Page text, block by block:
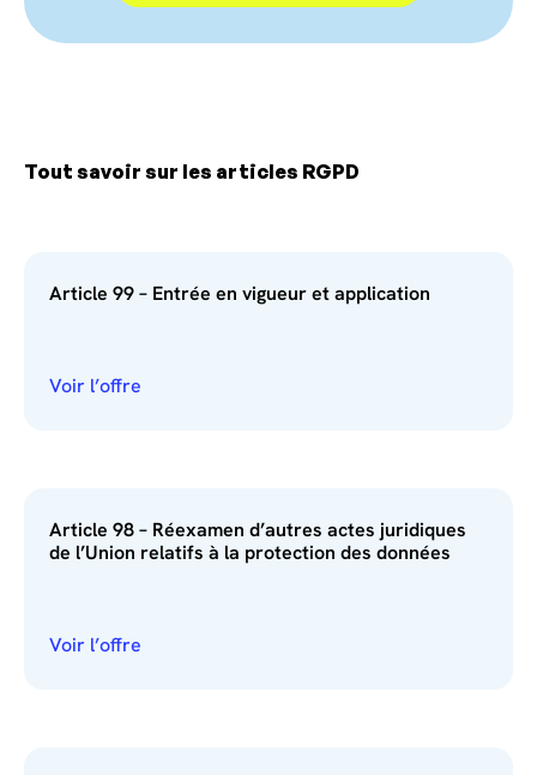
Tout savoir sur les articles RGPD
Article 99 – Entrée en vigueur et application
Voir l’offre
Article 98 – Réexamen d’autres actes juridiques
de l’Union relatifs à la protection des données
Voir l’offre